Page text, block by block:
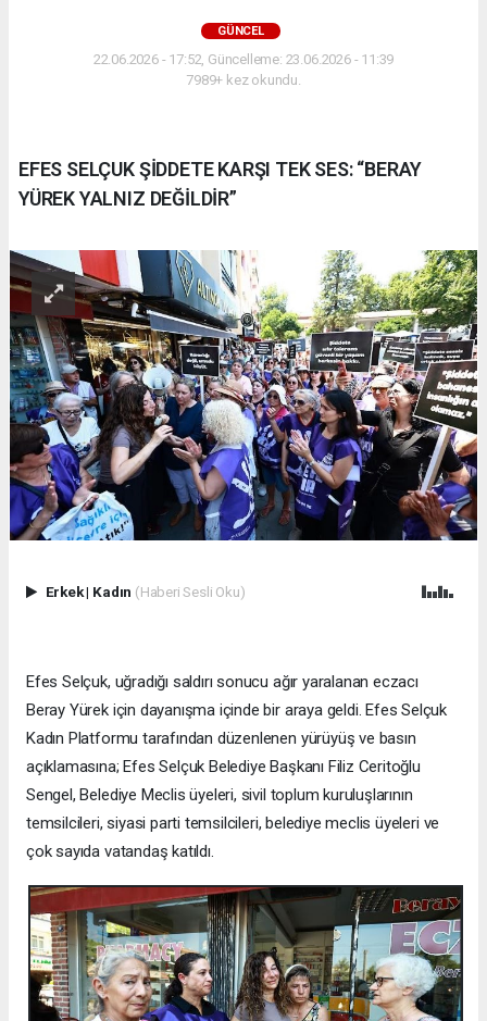
GÜNCEL
22.06.2026 - 17:52, Güncelleme: 23.06.2026 - 11:39
7989+ kez okundu.
EFES SELÇUK ŞİDDETE KARŞI TEK SES: “BERAY
YÜREK YALNIZ DEĞİLDİR”
Erkek| Kadın (Haberi Sesli Oku)
Efes Selçuk, uğradığı saldırı sonucu ağır yaralanan eczacı
Beray Yürek için dayanışma içinde bir araya geldi. Efes Selçuk
Kadın Platformu tarafından düzenlenen yürüyüş ve basın
açıklamasına; Efes Selçuk Belediye Başkanı Filiz Ceritoğlu
Sengel, Belediye Meclis üyeleri, sivil toplum kuruluşlarının
temsilcileri, siyasi parti temsilcileri, belediye meclis üyeleri ve
çok sayıda vatandaş katıldı.